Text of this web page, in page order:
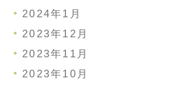
2024年1月
2023年12月
2023年11月
2023年10月